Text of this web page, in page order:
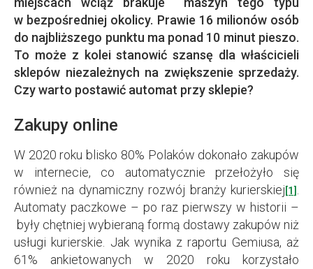
w bezpośredniej okolicy. Prawie 16 milionów osób
do najbliższego punktu ma ponad 10 minut pieszo.
To może z kolei stanowić szansę dla właścicieli
sklepów niezależnych na zwiększenie sprzedaży.
Czy warto postawić automat przy sklepie?
Zakupy online
W 2020 roku blisko 80% Polaków dokonało zakupów
w internecie, co automatycznie przełożyło się
również na dynamiczny rozwój branży kurierskiej[1]
Automaty paczkowe – po raz pierwszy w historii –
były chętniej wybieraną formą dostawy zakupów niż
usługi kurierskie. Jak wynika z raportu Gemiusa, aż
61% ankietowanych w 2020 roku korzystało